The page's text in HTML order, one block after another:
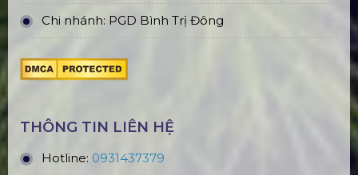
Chi nhánh: PGD Bình Trị Đông
THÔNG TIN LIÊN HỆ
Hotline: 0931437379